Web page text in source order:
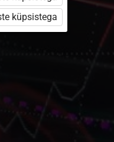
küpsistega